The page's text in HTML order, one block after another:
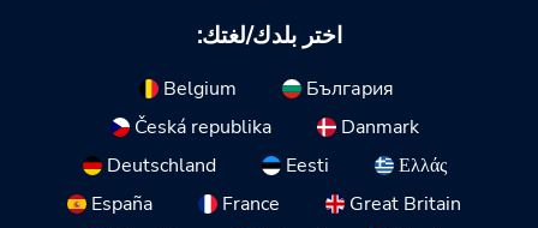
اختر بلدك/لغتك:
Belgium
България
Česká republika
Danmark
Deutschland
Eesti
Ελλάς
España
France
Great Britain